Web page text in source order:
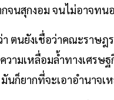
นสุกงอม จนไม่อาจทน
ตนยังเชื่อว่าคณะราษฎ
วามเหลื่อมล้ำทางเศรษ
นก็ยากที่จะเอาอำนาจเ